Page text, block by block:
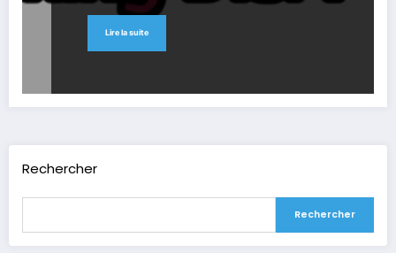
Lire la suite
Rechercher
Rechercher